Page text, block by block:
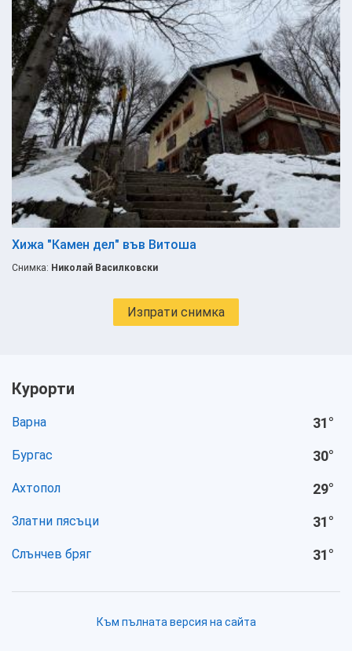
Хижа "Камен дел" във Витоша
Снимка: Николай Василковски
Изпрати снимка
Курорти
Варна 31°
Бургас 30°
Ахтопол 29°
Златни пясъци 31°
Слънчев бряг 31°
Към пълната версия на сайта